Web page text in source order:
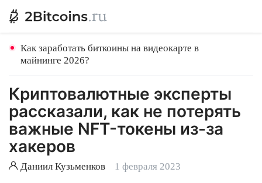
Как заработать биткоины на видеокарте в
майнинге 2026?
Криптовалютные эксперты
рассказали, как не потерять
важные NFT-токены из-за
хакеров
Даниил Кузьменков 1 февраля 2023